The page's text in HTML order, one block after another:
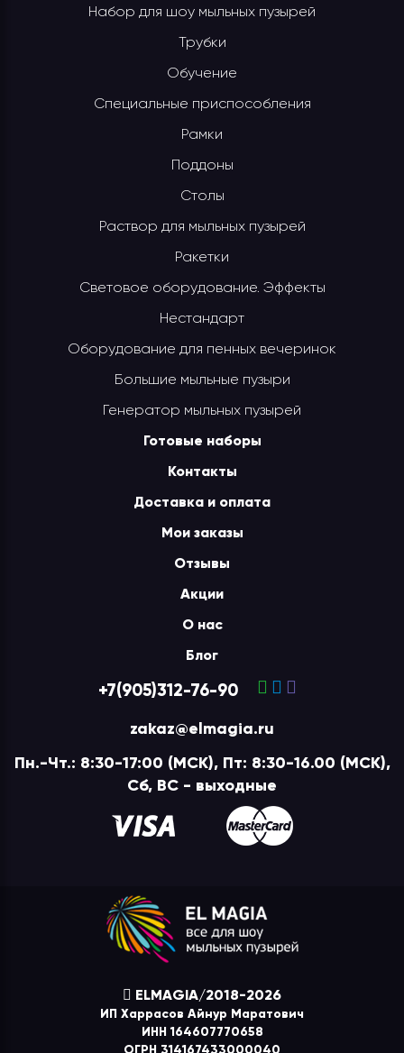
Набор для шоу мыльных пузырей
Трубки
Обучение
Специальные приспособления
Рамки
Поддоны
Столы
Раствор для мыльных пузырей
Ракетки
Световое оборудование. Эффекты
Нестандарт
Оборудование для пенных вечеринок
Большие мыльные пузыри
Генератор мыльных пузырей
Готовые наборы
Контакты
Доставка и оплата
Мои заказы
Отзывы
Акции
О нас
Блог
+7(905)312-76-90
zakaz@elmagia.ru
Пн.-Чт.: 8:30-17:00 (МСК), Пт: 8:30-16.00 (МСК),
Сб, ВС - выходные
ELMAGIA/2018-2026
ИП Харрасов Айнур Маратович
ИНН 164607770658
ОГРН 314167433000040